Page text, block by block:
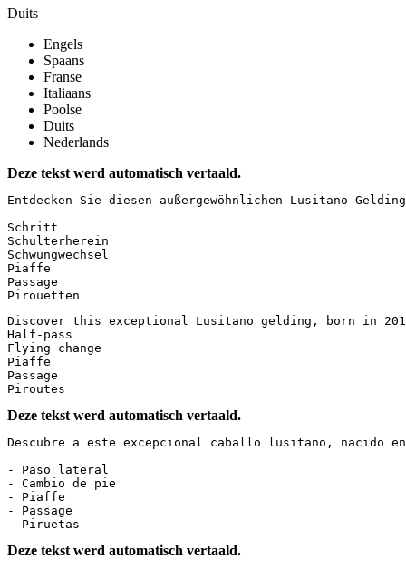
Duits
Engels
Spaans
Franse
Italiaans
Poolse
Duits
Nederlands
Deze tekst werd automatisch vertaald.
Entdecken Sie diesen außergewöhnlichen Lusitano-
Schritt
Schulterherein
Schwungwechsel
Piaffe
Passage
Pirouetten
Discover this exceptional Lusitano gelding, born in
Half-pass
Flying change
Piaffe
Passage
Piroutes
Deze tekst werd automatisch vertaald.
Descubre a este excepcional caballo lusitano, nacido
- Paso lateral
- Cambio de pie
- Piaffe
- Passage
- Piruetas
Deze tekst werd automatisch vertaald.